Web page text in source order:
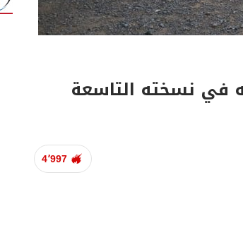
في نسخته التاسعة
4٬997